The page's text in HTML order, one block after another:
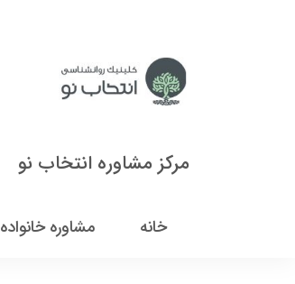
مرکز مشاوره انتخاب نو
خانه مشاوره خانواده